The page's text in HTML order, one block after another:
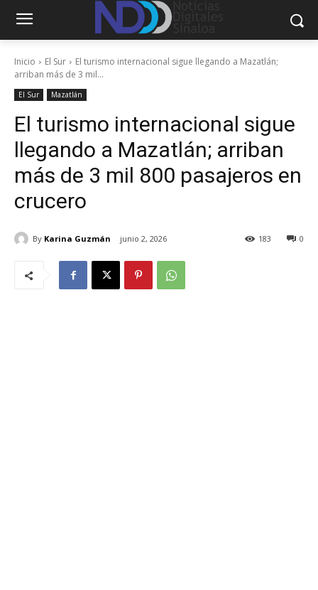
Inicio El Sur
El turismo internacional sigue llegando a Mazatlán;
arriban más de 3 mil...
El Sur Mazatlán
El turismo internacional sigue
llegando a Mazatlán; arriban
más de 3 mil 800 pasajeros en
crucero
By Karina Guzmán junio 2, 2026 0
183